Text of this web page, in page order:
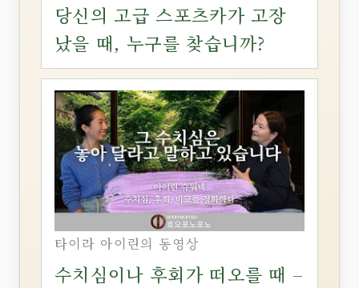
당신의 고급 스포츠카가 고장
났을 때, 누구를 찾습니까?
타이라 아이린의 동영상
수치심이나 후회가 떠오를 때 –